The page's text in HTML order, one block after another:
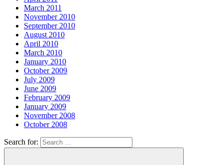
March 2011
November 2010
September 2010
August 2010
April 2010
March 2010
January 2010
October 2009
July 2009
June 2009
February 2009
January 2009
November 2008
October 2008
Search for: